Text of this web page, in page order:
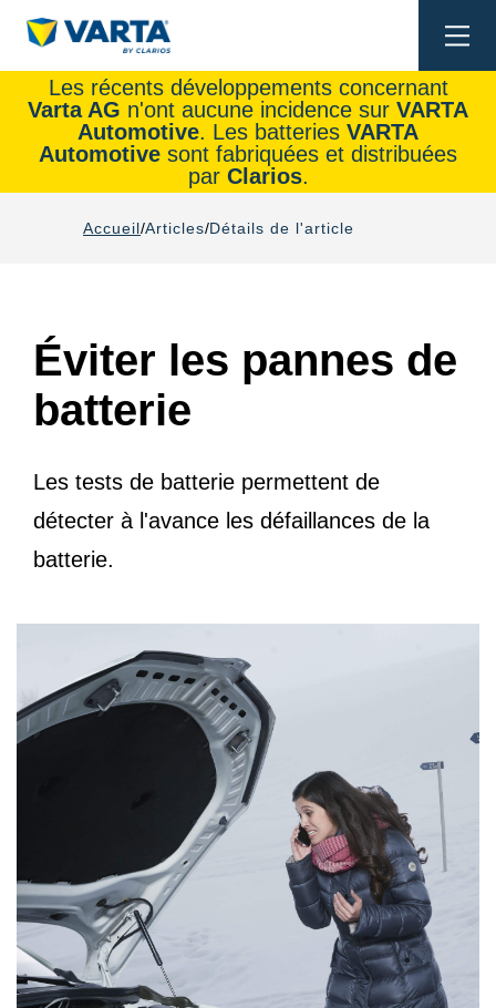
Les récents développements concernant
Varta AG n'ont aucune incidence sur VARTA
Automotive. Les batteries VARTA
Automotive sont fabriquées et distribuées
par Clarios.
Accueil Articles Détails de l'article
Éviter les pannes de
batterie
Les tests de batterie permettent de
détecter à l'avance les défaillances de la
batterie.